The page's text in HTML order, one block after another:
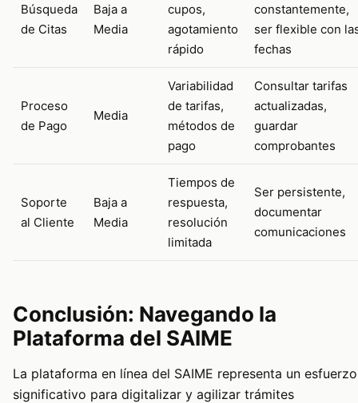
Búsqueda
de Citas
Baja a
Media
cupos,
agotamiento
rápido
constantemente,
ser flexible con
fechas
Proceso
de Pago
Media
Variabilidad
de tarifas,
métodos de
pago
Consultar tarifas
actualizadas,
guardar
comprobantes
Soporte
al Cliente
Baja a
Media
Tiempos de
respuesta,
resolución
limitada
Ser persistente,
documentar
comunicaciones
Conclusión: Navegando la
Plataforma del SAIME
La plataforma en línea del SAIME representa un esfuerzo
significativo para digitalizar y agilizar trámites